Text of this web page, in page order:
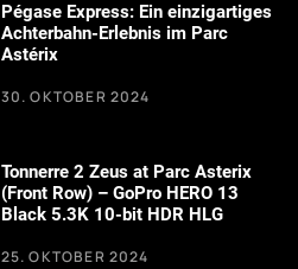
Pégase Express: Ein einzigartiges
Achterbahn-Erlebnis im Parc
Astérix
30. OKTOBER 2024
Tonnerre 2 Zeus at Parc Asterix
(Front Row) – GoPro HERO 13
Black 5.3K 10-bit HDR HLG
25. OKTOBER 2024